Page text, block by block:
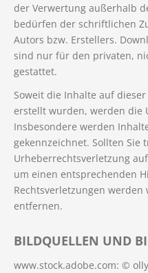
der Verwertung außerhalb
bedürfen der schriftlichen
Autors bzw. Erstellers.
sind nur für den privaten,
gestattet.
Soweit die Inhalte auf
erstellt wurden, werden die
Insbesondere werden
gekennzeichnet. Sollten Sie
Urheberrechtsverletzung
um einen entsprechenden
Rechtsverletzungen
entfernen.
BILDQUELLEN UND
www.stock.adobe.com: ©